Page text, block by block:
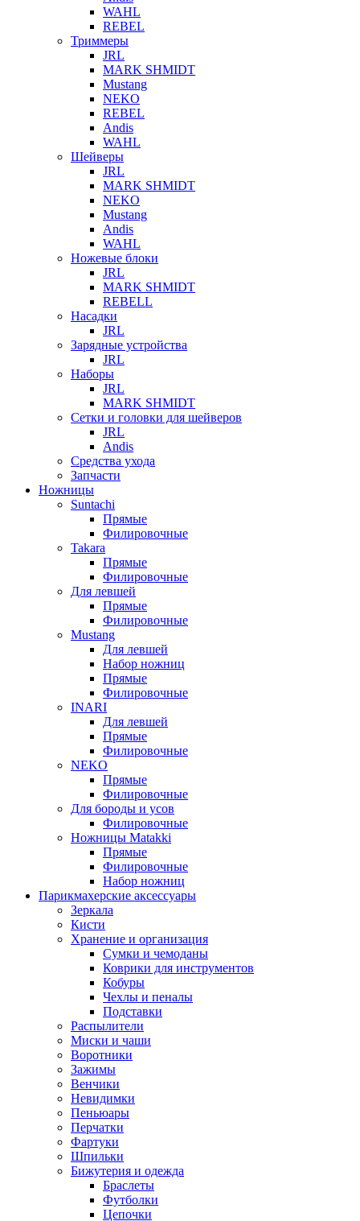
WAHL
REBEL
Триммеры
JRL
MARK SHMIDT
Mustang
NEKO
REBEL
Andis
WAHL
Шейверы
JRL
MARK SHMIDT
NEKO
Mustang
Andis
WAHL
Ножевые блоки
JRL
MARK SHMIDT
REBELL
Насадки
JRL
Зарядные устройства
JRL
Наборы
JRL
MARK SHMIDT
Сетки и головки для шейверов
JRL
Andis
Средства ухода
Запчасти
Ножницы
Suntachi
Прямые
Филировочные
Takara
Прямые
Филировочные
Для левшей
Прямые
Филировочные
Mustang
Для левшей
Набор ножниц
Прямые
Филировочные
INARI
Для левшей
Прямые
Филировочные
NEKO
Прямые
Филировочные
Для бороды и усов
Филировочные
Ножницы Matakki
Прямые
Филировочные
Набор ножниц
Парикмахерские аксессуары
Зеркала
Кисти
Хранение и организация
Сумки и чемоданы
Коврики для инструментов
Кобуры
Чехлы и пеналы
Подставки
Распылители
Миски и чаши
Воротники
Зажимы
Венчики
Невидимки
Пеньюары
Перчатки
Фартуки
Шпильки
Бижутерия и одежда
Браслеты
Футболки
Цепочки